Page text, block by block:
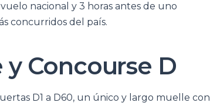
nacional y 3 horas antes de uno
concurridos del país.
Concourse D
D1 a D60, un único y largo muelle con